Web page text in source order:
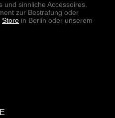
und sinnliche Accessoires.
zur Bestrafung oder
Store in Berlin oder unserem